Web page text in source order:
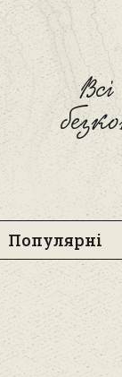
Популярні